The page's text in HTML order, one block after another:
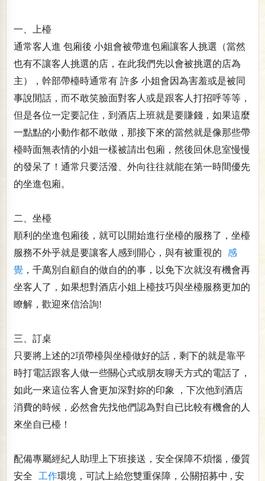
一、上檯
通常客人進 包廂後 小姐會被帶進包廂讓客人挑選（當然
也有不讓客人挑選的店，在此我們先以會被挑選的店為
主），幹部帶檯時通常有 許多 小姐會因為害羞或是被同
事說閒話，而不敢笑臉面對客人或是跟客人打招呼等等，
但是各位一定要記住，到酒店上班就是要賺錢，如果這麼
一點點的小動作都不敢做，那接下來的當然就是像那些帶
檯時面無表情的小姐一樣被請出包廂，然後回休息室慢慢
的發呆了！通常只要活潑、外向往往就能在第一時間優先
的坐進包廂。
二、坐檯
順利的坐進包廂後，就可以開始進行坐檯的服務了，坐檯
服務不外乎就是要讓客人感到開心，與有被重視的
感
覺 ，千萬別自顧自的做自的的事，以免下次就沒有機會再
坐客人了，如果想對酒店小姐上檯技巧與坐檯服務更加的
瞭解，歡迎來信洽詢!
三、訂桌
只要將上述的2項帶檯與坐檯做好的話，剩下的就是靠平
時打電話跟客人做一些關心式或朋友聊天方式的電話了，
如此一來這位客人會更加深對妳的印象 ，下次他到酒店
消費的時候，必然會先找他們認為對自已比較有機會的人
來坐自已檯！
配備專屬經紀人助理上下班接送，安全保障不煩惱，優質
安全
工作環境，可試上給您雙重保障，公關招募中 , 安